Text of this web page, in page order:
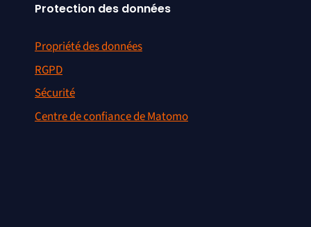
Protection des données
Propriété des données
RGPD
Sécurité
Centre de confiance de Matomo